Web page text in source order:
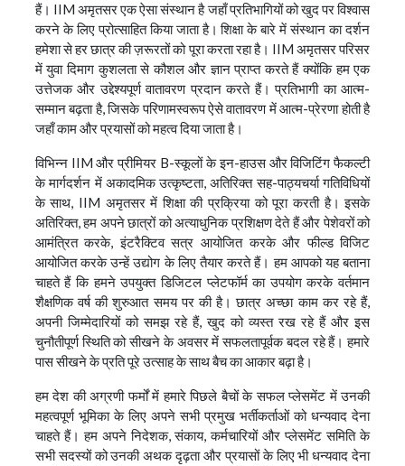
हैं। IIM अमृतसर एक ऐसा संस्थान है जहाँ प्रतिभागियों को खुद पर विश्वास
करने के लिए प्रोत्साहित किया जाता है। शिक्षा के बारे में संस्थान का दर्शन
हमेशा से हर छात्र की ज़रूरतों को पूरा करता रहा है। IIM अमृतसर परिसर
में युवा दिमाग कुशलता से कौशल और ज्ञान प्राप्त करते हैं क्योंकि हम एक
उत्तेजक और उद्देश्यपूर्ण वातावरण प्रदान करते हैं। प्रतिभागी का आत्म-
सम्मान बढ़ता है, जिसके परिणामस्वरूप ऐसे वातावरण में आत्म-प्रेरणा होती है
जहाँ काम और प्रयासों को महत्व दिया जाता है।
विभिन्न IIM और प्रीमियर B-स्कूलों के इन-हाउस और विजिटिंग फैकल्टी
के मार्गदर्शन में अकादमिक उत्कृष्टता, अतिरिक्त सह-पाठ्यचर्या गतिविधियों
के साथ, IIM अमृतसर में शिक्षा की प्रक्रिया को पूरा करती है। इसके
अतिरिक्त, हम अपने छात्रों को अत्याधुनिक प्रशिक्षण देते हैं और पेशेवरों को
आमंत्रित करके, इंटरैक्टिव सत्र आयोजित करके और फील्ड विजिट
आयोजित करके उन्हें उद्योग के लिए तैयार करते हैं। हम आपको यह बताना
चाहते हैं कि हमने उपयुक्त डिजिटल प्लेटफॉर्म का उपयोग करके वर्तमान
शैक्षणिक वर्ष की शुरुआत समय पर की है। छात्र अच्छा काम कर रहे हैं,
अपनी जिम्मेदारियों को समझ रहे हैं, खुद को व्यस्त रख रहे हैं और इस
चुनौतीपूर्ण स्थिति को सीखने के अवसर में सफलतापूर्वक बदल रहे हैं। हमारे
पास सीखने के प्रति पूरे उत्साह के साथ बैच का आकार बढ़ा है।
हम देश की अग्रणी फर्मों में हमारे पिछले बैचों के सफल प्लेसमेंट में उनकी
महत्वपूर्ण भूमिका के लिए अपने सभी प्रमुख भर्तीकर्ताओं को धन्यवाद देना
चाहते हैं। हम अपने निदेशक, संकाय, कर्मचारियों और प्लेसमेंट समिति के
सभी सदस्यों को उनकी अथक दृढ़ता और प्रयासों के लिए भी धन्यवाद देना